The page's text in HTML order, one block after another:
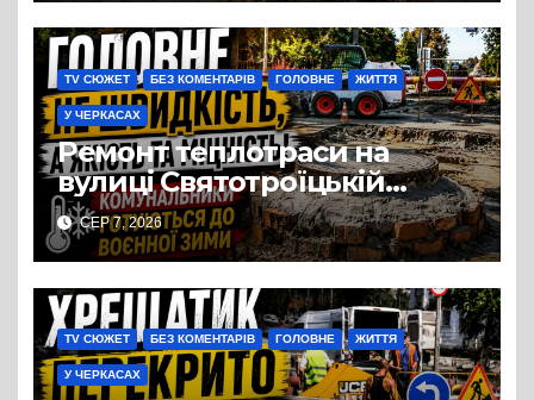
TV СЮЖЕТ БЕЗ КОМЕНТАРІВ ГОЛОВНЕ ЖИТТЯ
У ЧЕРКАСАХ
Ремонт теплотраси на
вулиці Святотроїцькій
затягнувся порівняно із
запланованими термінами.
Вулицю досі не відкрили
для руху
СЕР 7, 2026
TV СЮЖЕТ БЕЗ КОМЕНТАРІВ ГОЛОВНЕ ЖИТТЯ
У ЧЕРКАСАХ